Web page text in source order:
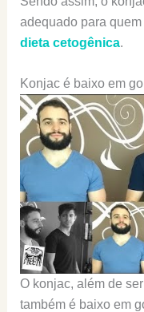
adequado para
dieta cetogênica.
Konjac é baixo em
O konjac, além de
também é baixo em